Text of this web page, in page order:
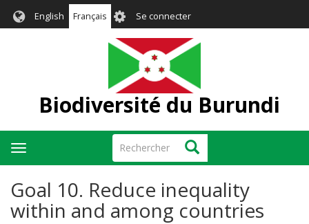
English Français User
account
menu
Se connecter
Biodiversité du Burundi
Rechercher Rechercher
Toggle
navigation
Goal 10. Reduce inequality
within and among countries